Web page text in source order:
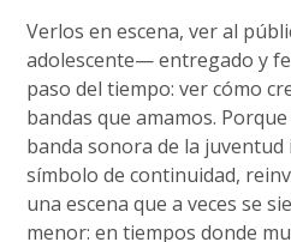
Verlos en escena, ver al
adolescente— entregado y
paso del tiempo: ver cómo
bandas que amamos. Porque
banda sonora de la juventud
símbolo de continuidad,
una escena que a veces se
menor: en tiempos donde